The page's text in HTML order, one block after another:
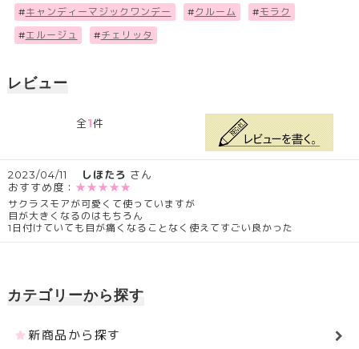
#キャンディーマジックワンデー #クルーム #モラク
#エルージュ #チェリッタ
レビュー
全1件
2023/04/11 しほたろ さん
おすすめ度： ★★★★★
サクラスモアが可愛くて使っていますが
目が大きくなるのはもちろん
1日付けていても目が痛くなることなく使えてすごい良かった
カテゴリーから探す
新商品から探す